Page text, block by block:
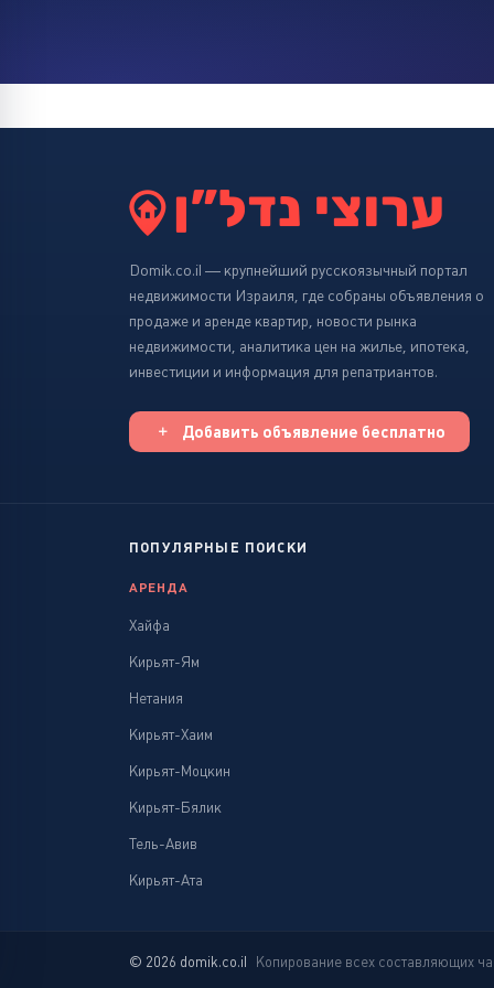
Domik.co.il — крупнейший русскоязычный портал
недвижимости Израиля, где собраны объявления о
продаже и аренде квартир, новости рынка
недвижимости, аналитика цен на жилье, ипотека,
инвестиции и информация для репатриантов.
Добавить объявление бесплатно
ПОПУЛЯРНЫЕ ПОИСКИ
АРЕНДА
Хайфа
Кирьят-Ям
Нетания
Кирьят-Хаим
Кирьят-Моцкин
Кирьят-Бялик
Тель-Авив
Кирьят-Ата
© 2026 domik.co.il Копирование всех составляющих